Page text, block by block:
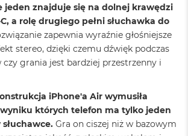
jeden znajduje się na dolnej krawędzi
a rolę drugiego pełni słuchawka do
zapewnia wyraźnie głośniejsze
stereo, dzięki czemu dźwięk podczas
grania jest bardziej przestrzenny i
iPhone'a Air wymusiła
których telefon ma tylko jeden
Gra on ciszej niż w bazowym